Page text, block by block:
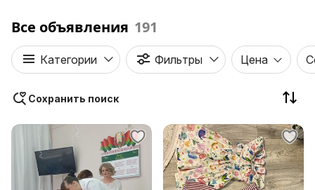
Все объявления 191
Категории Фильтры Цена
Сохранить поиск